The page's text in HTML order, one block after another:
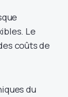
Le
coûts de
du